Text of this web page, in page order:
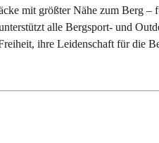
mit größter Nähe zum Berg
alle Bergsport- und
ihre Leidenschaft für die